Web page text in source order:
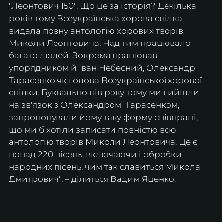
"Леонтович 150". Що це за історія? Декілька
років тому Всеукраїнська хорова спілка
видала повну антологію хорових творів
Миколи Леонтовича. Над тим працювало
багато людей. Зокрема працював
упорядником й Іван Небесний, Олександр
Тарасенко як голова Всеукраїнської хорової
спілки. Буквально пів року тому ми вийшли
на зв'язок з Олександром  Тарасенком,
запропонували йому таку форму співпраці,
що ми б хотіли записати повністю всю
антологію творів Миколи Леонтовича. Це є
понад 220 пісень, включаючи і обробки
народних пісень, чим так славиться Микола
Дмитрович", – ділиться Вадим Яценко.